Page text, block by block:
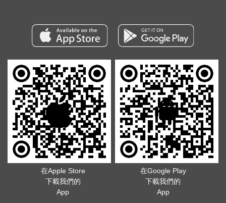
在Apple Store
下載我們的
App
在Google Play
下載我們的
App